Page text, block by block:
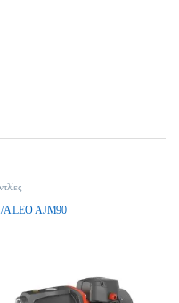
A LEO AJM90